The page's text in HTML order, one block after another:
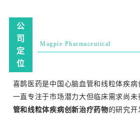
公
司
定
位
Magpie Pharmaceutical
喜鹊医药是中国心脑血管和线粒体疾病
一直专注于市场潜力大但临床需求尚
管和线粒体疾病创新治疗药物的研究开